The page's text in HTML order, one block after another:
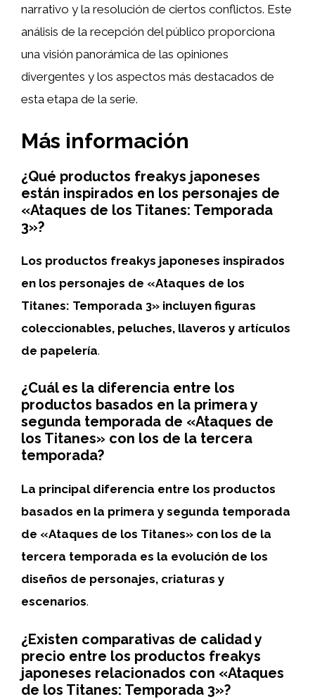
narrativo y la resolución de ciertos conflictos. Este
análisis de la recepción del público proporciona
una visión panorámica de las opiniones
divergentes y los aspectos más destacados de
esta etapa de la serie.
Más información
¿Qué productos freakys japoneses
están inspirados en los personajes de
«Ataques de los Titanes: Temporada
3»?
Los productos freakys japoneses inspirados
en los personajes de «Ataques de los
Titanes: Temporada 3» incluyen figuras
coleccionables, peluches, llaveros y artículos
de papelería.
¿Cuál es la diferencia entre los
productos basados en la primera y
segunda temporada de «Ataques de
los Titanes» con los de la tercera
temporada?
La principal diferencia entre los productos
basados en la primera y segunda temporada
de «Ataques de los Titanes» con los de la
tercera temporada es la evolución de los
diseños de personajes, criaturas y
escenarios.
¿Existen comparativas de calidad y
precio entre los productos freakys
japoneses relacionados con «Ataques
de los Titanes: Temporada 3»?